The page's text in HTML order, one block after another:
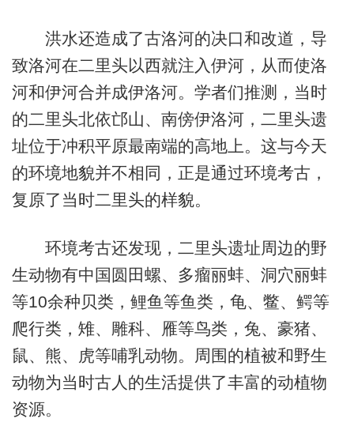
洪水还造成了古洛河的决口和改道，导
致洛河在二里头以西就注入伊河，从而使洛
河和伊河合并成伊洛河。学者们推测，当时
的二里头北依邙山、南傍伊洛河，二里头遗
址位于冲积平原最南端的高地上。这与今天
的环境地貌并不相同，正是通过环境考古，
复原了当时二里头的样貌。
环境考古还发现，二里头遗址周边的野
生动物有中国圆田螺、多瘤丽蚌、洞穴丽蚌
等10余种贝类，鲤鱼等鱼类，龟、鳖、鳄等
爬行类，雉、雕科、雁等鸟类，兔、豪猪、
鼠、熊、虎等哺乳动物。周围的植被和野生
动物为当时古人的生活提供了丰富的动植物
资源。